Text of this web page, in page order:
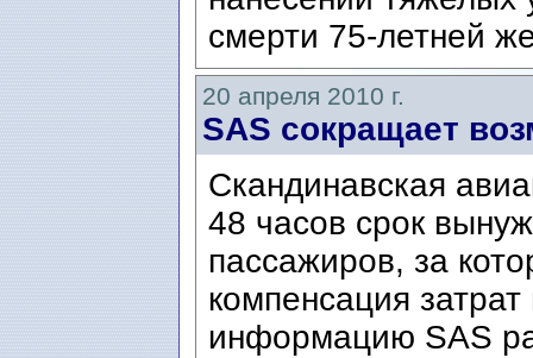
смерти 75-летней
20 апреля 2010 г.
SAS сокращает
Скандинавская
48 часов срок
пассажиров, за
компенсация
информацию SAS